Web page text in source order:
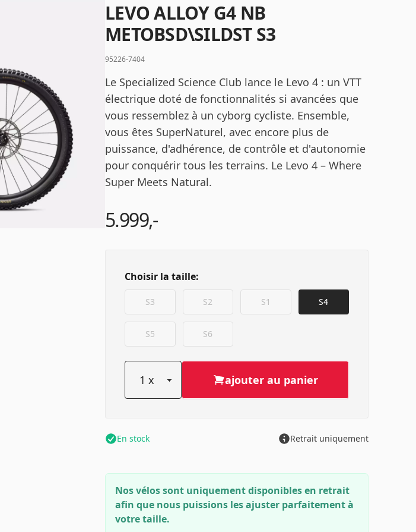
LEVO ALLOY G4 NB
METOBSD\SILDST S3
95226-7404
Le Specialized Science Club lance le Levo 4 : un VTT
électrique doté de fonctionnalités si avancées que
vous ressemblez à un cyborg cycliste. Ensemble,
vous êtes SuperNaturel, avec encore plus de
puissance, d'adhérence, de contrôle et d'autonomie
pour conquérir tous les terrains. Le Levo 4 – Where
Super Meets Natural.
5.999,-
Choisir la taille:
S3 S2 S1 S4
S5 S6
ajouter au panier
En stock Retrait uniquement
Nos vélos sont uniquement disponibles en retrait
afin que nous puissions les ajuster parfaitement à
votre taille.
Mot de passe oublié ?